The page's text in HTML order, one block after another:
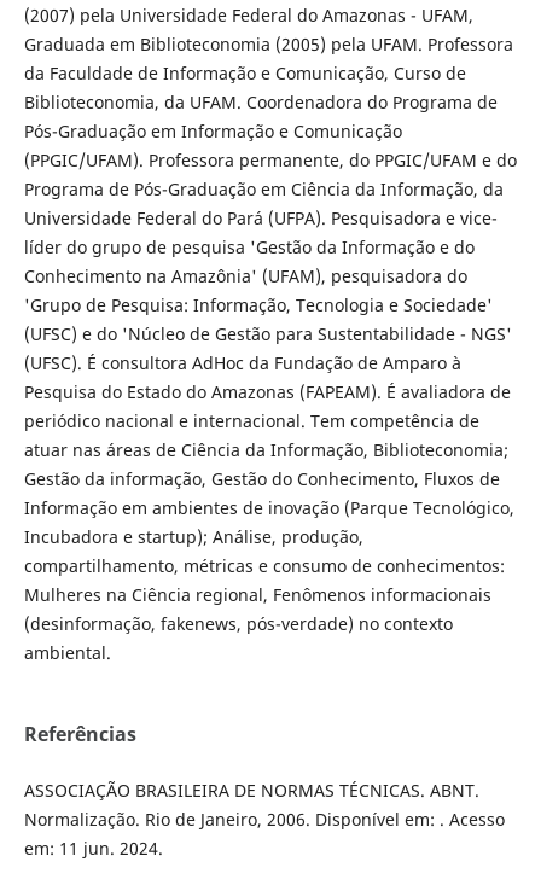
(2007) pela Universidade Federal do Amazonas - UFAM,
Graduada em Biblioteconomia (2005) pela UFAM. Professora
da Faculdade de Informação e Comunicação, Curso de
Biblioteconomia, da UFAM. Coordenadora do Programa de
Pós-Graduação em Informação e Comunicação
(PPGIC/UFAM). Professora permanente, do PPGIC/UFAM e do
Programa de Pós-Graduação em Ciência da Informação, da
Universidade Federal do Pará (UFPA). Pesquisadora e vice-
líder do grupo de pesquisa 'Gestão da Informação e do
Conhecimento na Amazônia' (UFAM), pesquisadora do
'Grupo de Pesquisa: Informação, Tecnologia e Sociedade'
(UFSC) e do 'Núcleo de Gestão para Sustentabilidade - NGS'
(UFSC). É consultora AdHoc da Fundação de Amparo à
Pesquisa do Estado do Amazonas (FAPEAM). É avaliadora de
periódico nacional e internacional. Tem competência de
atuar nas áreas de Ciência da Informação, Biblioteconomia;
Gestão da informação, Gestão do Conhecimento, Fluxos de
Informação em ambientes de inovação (Parque Tecnológico,
Incubadora e startup); Análise, produção,
compartilhamento, métricas e consumo de conhecimentos:
Mulheres na Ciência regional, Fenômenos informacionais
(desinformação, fakenews, pós-verdade) no contexto
ambiental.
Referências
ASSOCIAÇÃO BRASILEIRA DE NORMAS TÉCNICAS. ABNT.
Normalização. Rio de Janeiro, 2006. Disponível em: . Acesso
em: 11 jun. 2024.